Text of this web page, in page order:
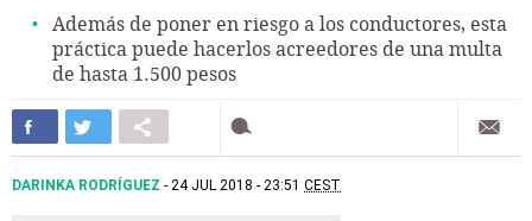
Además de poner en riesgo a los conductores, esta
práctica puede hacerlos acreedores de una multa
de hasta 1.500 pesos
DARINKA RODRÍGUEZ 24 JUL 2018 - 23:51 CEST